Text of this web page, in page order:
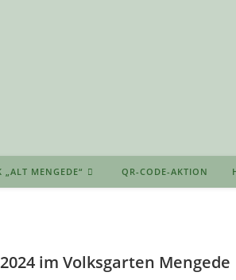
„ALT MENGEDE“ QR-CODE-AKTION
im Volksgarten Mengede